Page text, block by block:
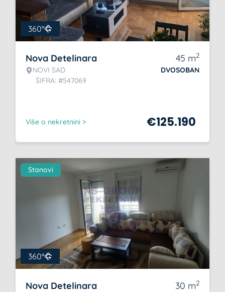
360°
Nova Detelinara
NOVI SAD
ŠIFRA: #547069
45 m2
DVOSOBAN
Više o nekretnini > €125.190
Stanovi
360°
Nova Detelinara 30 m2